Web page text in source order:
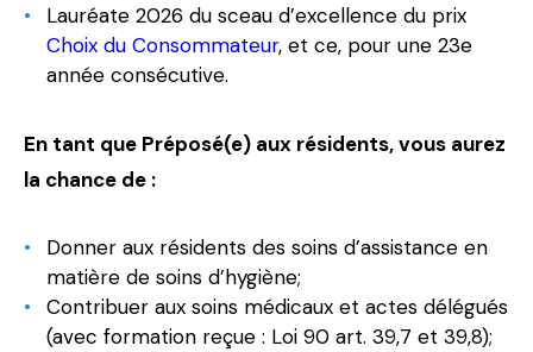
Lauréate 2026 du sceau d’excellence du prix
Choix du Consommateur, et ce, pour une 23e
année consécutive.
En tant que Préposé(e) aux résidents, vous aurez
la chance de :
Donner aux résidents des soins d’assistance en
matière de soins d’hygiène;
Contribuer aux soins médicaux et actes délégués
(avec formation reçue : Loi 90 art. 39,7 et 39,8);